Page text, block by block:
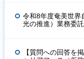
令和8年度奄美世界
光の推進）業務委
【質問への回答を